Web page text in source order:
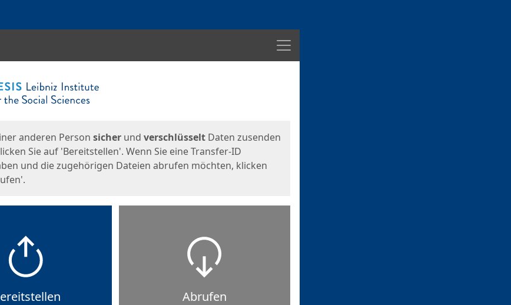
Menü
anderen Person sicher und verschlüsselt Daten zusenden
Sie auf 'Bereitstellen'. Wenn Sie eine Transfer-ID
und die zugehörigen Dateien abrufen möchten, klicken
Abrufen